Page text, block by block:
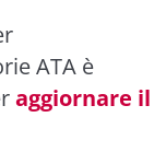
ATA è
aggiornare il